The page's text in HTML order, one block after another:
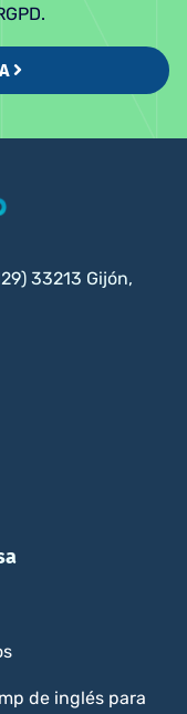
33213 Gijón,
de inglés para